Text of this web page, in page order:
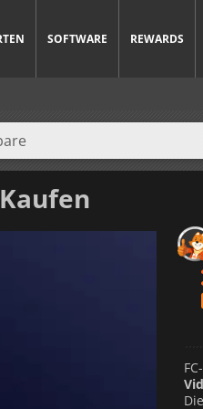
SOFTWARE REWARDS
Kaufen